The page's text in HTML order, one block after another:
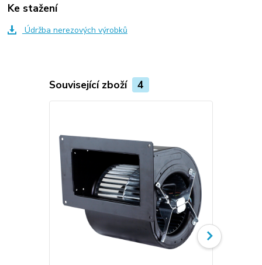
Ke stažení
Údržba nerezových výrobků
Související zboží 4